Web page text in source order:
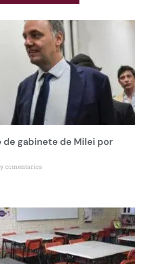
de gabinete de Milei por
comentarios